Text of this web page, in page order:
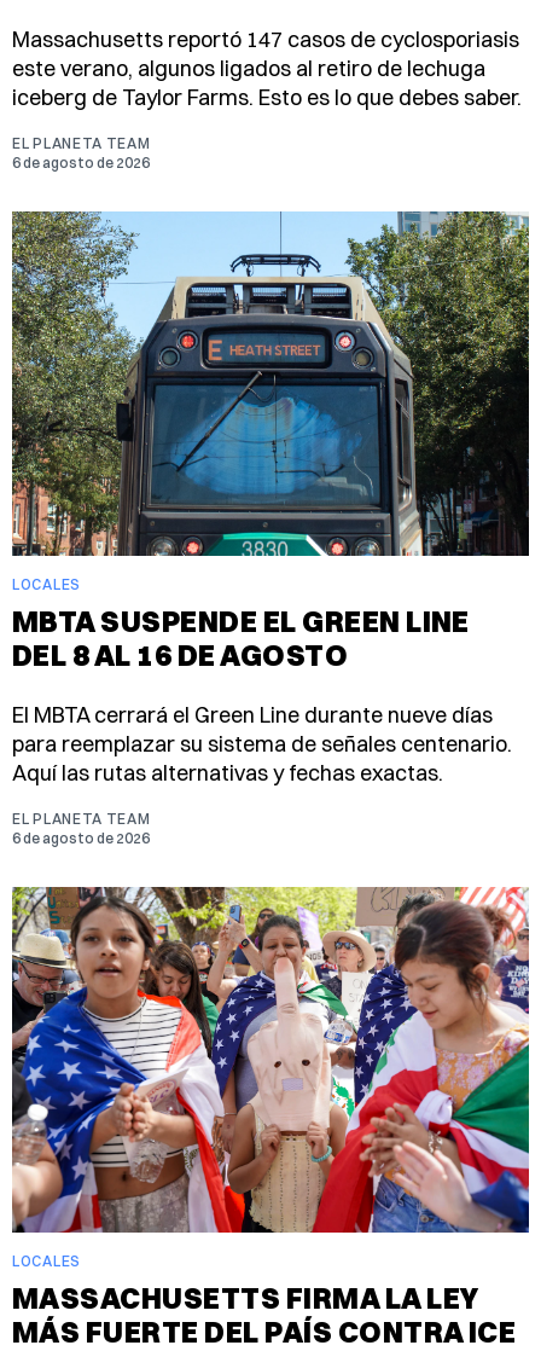
Massachusetts reportó 147 casos de cyclosporiasis
este verano, algunos ligados al retiro de lechuga
iceberg de Taylor Farms. Esto es lo que debes saber.
EL PLANETA TEAM
6 de agosto de 2026
LOCALES
MBTA SUSPENDE EL GREEN LINE
DEL 8 AL 16 DE AGOSTO
El MBTA cerrará el Green Line durante nueve días
para reemplazar su sistema de señales centenario.
Aquí las rutas alternativas y fechas exactas.
EL PLANETA TEAM
6 de agosto de 2026
LOCALES
MASSACHUSETTS FIRMA LA LEY
MÁS FUERTE DEL PAÍS CONTRA ICE